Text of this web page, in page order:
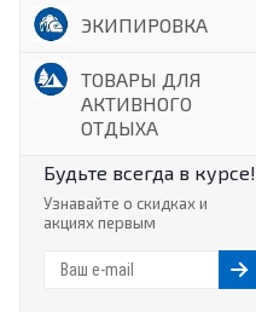
ЭКИПИРОВКА
ТОВАРЫ ДЛЯ
АКТИВНОГО
ОТДЫХА
Будьте всегда в курсе!
Узнавайте о скидках и
акциях первым